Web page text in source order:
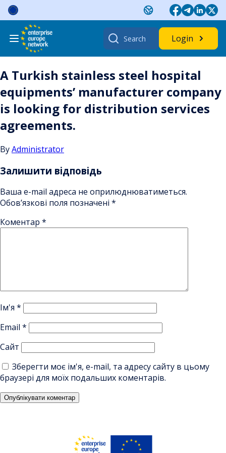
Skip
content
Search
for:
Login
A Turkish stainless steel hospital
equipments’ manufacturer company
is looking for distribution services
agreements.
ByAdministrator
Залишити відповідь
Ваша e-mail адреса не оприлюднюватиметься.
Обов’язкові поля позначені *
Коментар *
Ім'я *
Email *
Сайт
Зберегти моє ім'я, e-mail, та адресу сайту в цьому
браузері для моїх подальших коментарів.